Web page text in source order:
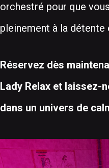
orchestré pour que
pleinement à la
Réservez dès
Lady Relax et laissez-
dans un univers de